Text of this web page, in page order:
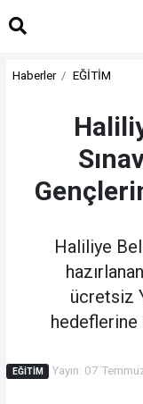
Haberler EĞİTİM
Haliliye
ücretsiz
hedeflerine
EĞİTİM Yayın: 07